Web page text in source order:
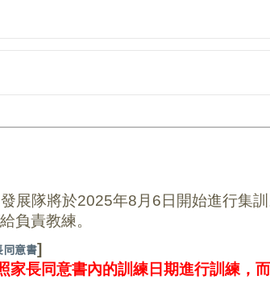
發展隊將於2025年8月6日開始進行集
負責教練。
同意書]
家長同意書內的訓練日期進行訓練，